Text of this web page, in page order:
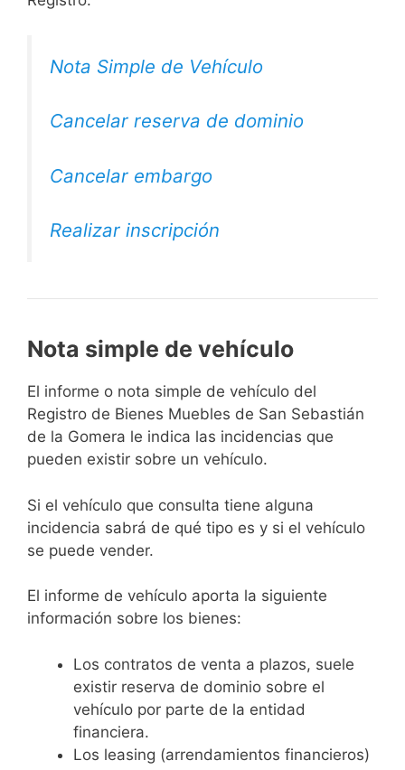
Nota Simple de Vehículo
Cancelar reserva de dominio
Cancelar embargo
Realizar inscripción
Nota simple de vehículo
El informe o nota simple de vehículo del
Registro de Bienes Muebles de San Sebastián
de la Gomera le indica las incidencias que
pueden existir sobre un vehículo.
Si el vehículo que consulta tiene alguna
incidencia sabrá de qué tipo es y si el vehículo
se puede vender.
El informe de vehículo aporta la siguiente
información sobre los bienes:
Los contratos de venta a plazos, suele
existir reserva de dominio sobre el
vehículo por parte de la entidad
financiera.
Los leasing (arrendamientos financieros)